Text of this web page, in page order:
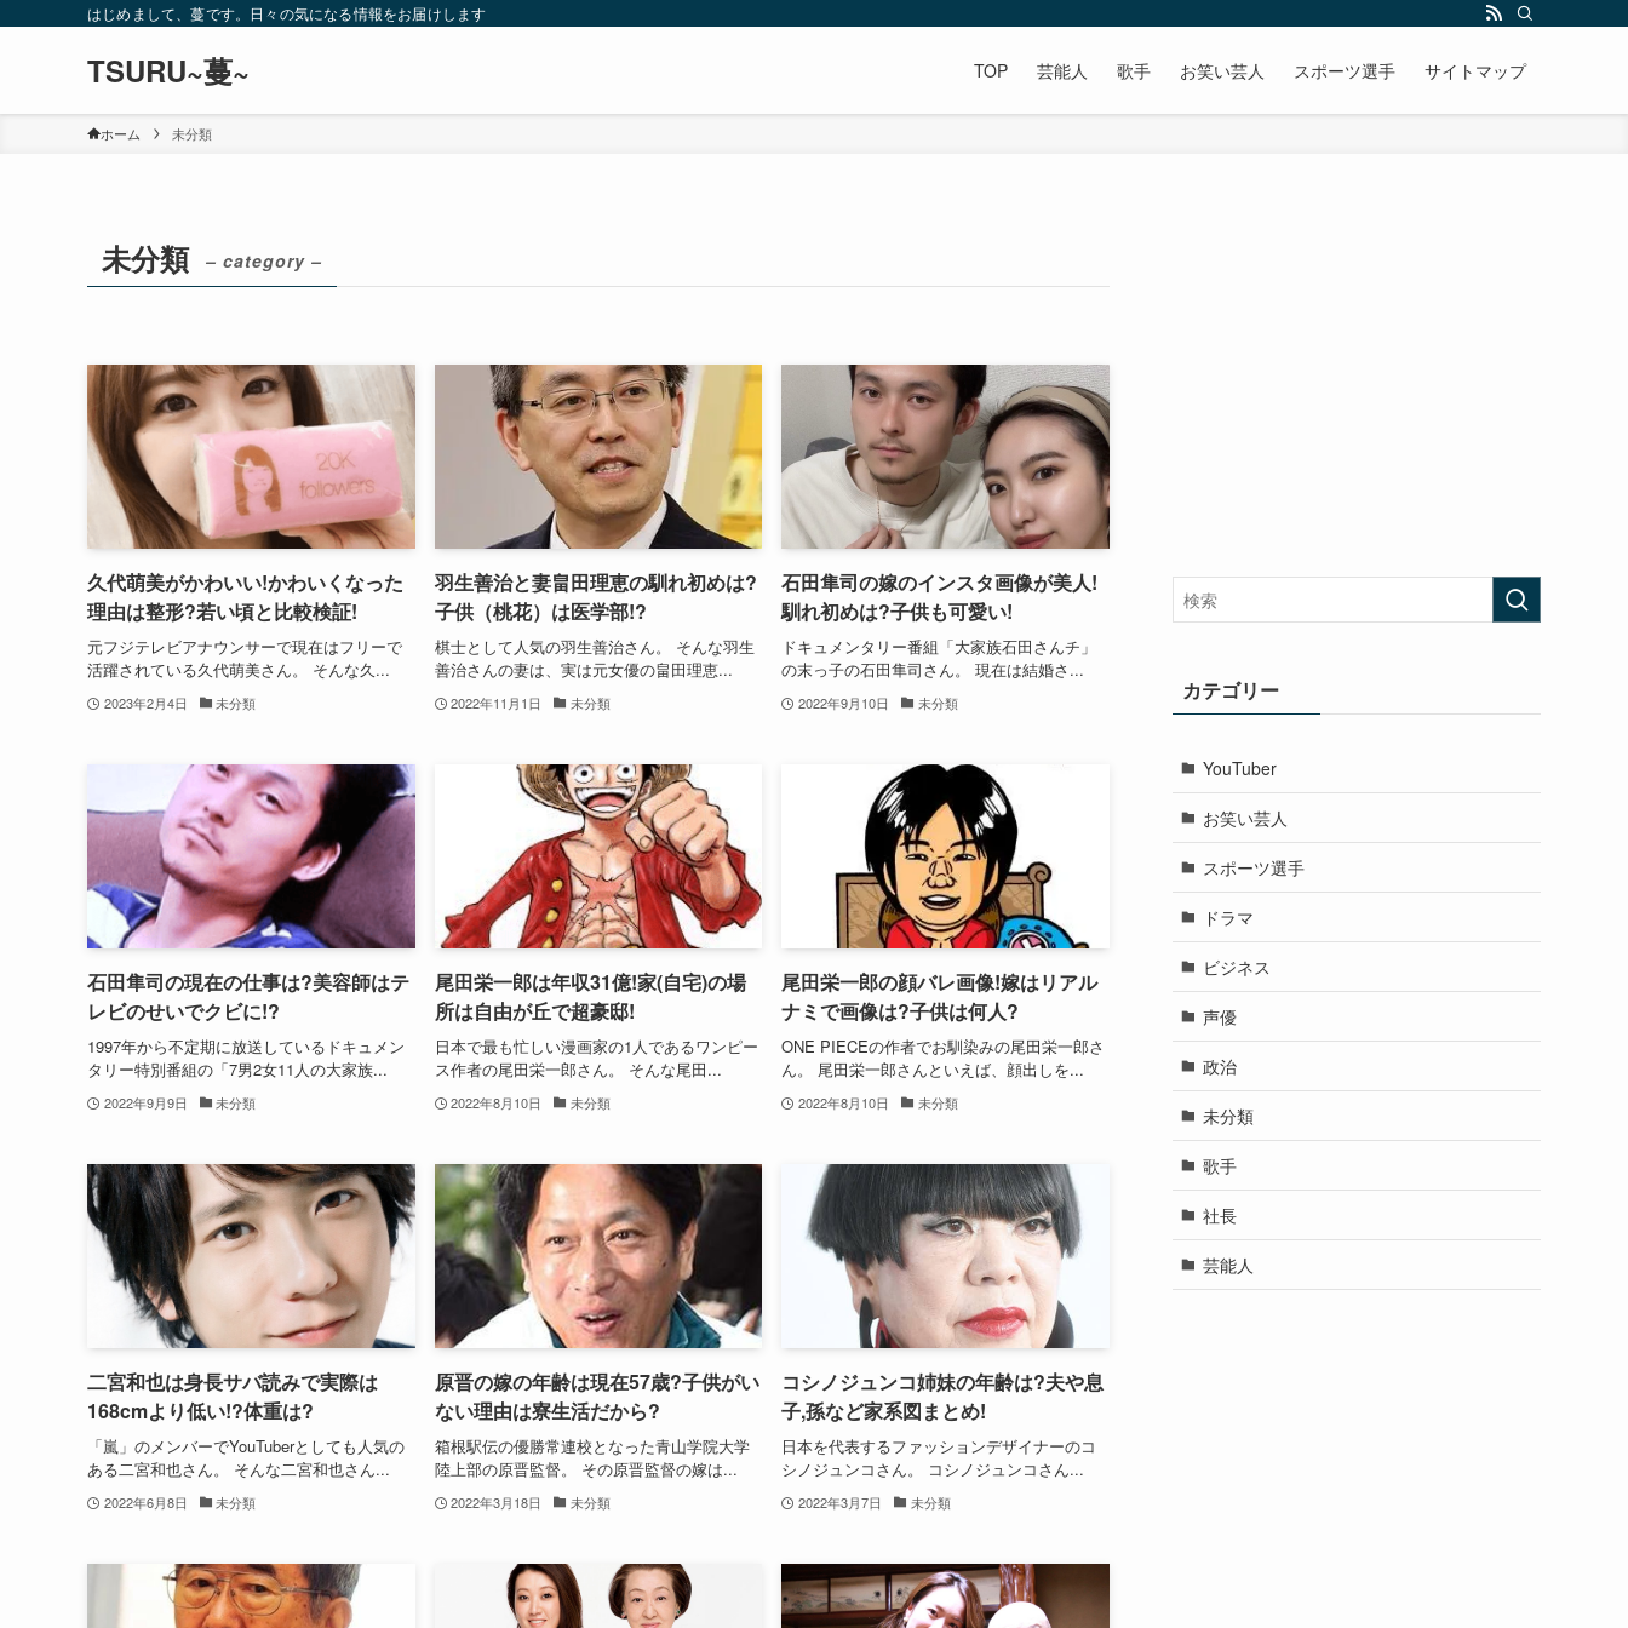
はじめまして、蔓です。日々の気になる情報をお届けします
TSURU~蔓~ TOP 芸能人 歌手 お笑い芸人 スポーツ選手 サイトマップ
ホーム 未分類
未分類 – category –
久代萌美がかわいい!かわいくなった
理由は整形?若い頃と比較検証!
元フジテレビアナウンサーで現在はフリーで
活躍されている久代萌美さん。 そんな久...
2023年2月4日 未分類
羽生善治と妻畠田理恵の馴れ初めは?
子供（桃花）は医学部!?
棋士として人気の羽生善治さん。 そんな羽生
善治さんの妻は、実は元女優の畠田理恵...
2022年11月1日 未分類
石田隼司の嫁のインスタ画像が美人!
馴れ初めは?子供も可愛い!
ドキュメンタリー番組「大家族石田さんチ」
の末っ子の石田隼司さん。 現在は結婚さ...
2022年9月10日 未分類
石田隼司の現在の仕事は?美容師はテ
レビのせいでクビに!?
1997年から不定期に放送しているドキュメン
タリー特別番組の「7男2女11人の大家族...
2022年9月9日 未分類
尾田栄一郎は年収31億!家(自宅)の場
所は自由が丘で超豪邸!
日本で最も忙しい漫画家の1人であるワンピー
ス作者の尾田栄一郎さん。 そんな尾田...
2022年8月10日 未分類
尾田栄一郎の顔バレ画像!嫁はリアル
ナミで画像は?子供は何人?
ONE PIECEの作者でお馴染みの尾田栄一郎さ
ん。 尾田栄一郎さんといえば、顔出しを...
2022年8月10日 未分類
二宮和也は身長サバ読みで実際は
168cmより低い!?体重は?
「嵐」のメンバーでYouTuberとしても人気の
ある二宮和也さん。 そんな二宮和也さん...
2022年6月8日 未分類
原晋の嫁の年齢は現在57歳?子供がい
ない理由は寮生活だから?
箱根駅伝の優勝常連校となった青山学院大学
陸上部の原晋監督。 その原晋監督の嫁は...
2022年3月18日 未分類
コシノジュンコ姉妹の年齢は?夫や息
子,孫など家系図まとめ!
日本を代表するファッションデザイナーのコ
シノジュンコさん。 コシノジュンコさん...
2022年3月7日 未分類
カテゴリー
YouTuber
お笑い芸人
スポーツ選手
ドラマ
ビジネス
声優
政治
未分類
歌手
社長
芸能人